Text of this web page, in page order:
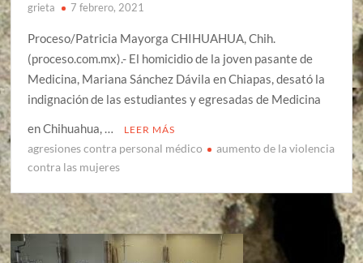
grieta 7 febrero, 2021
Proceso/Patricia Mayorga CHIHUAHUA, Chih.
(proceso.com.mx).- El homicidio de la joven pasante de
Medicina, Mariana Sánchez Dávila en Chiapas, desató la
indignación de las estudiantes y egresadas de Medicina
en Chihuahua, …
LEER MÁS
agresiones contra personal médico
aumento de la violencia
contra las mujeres